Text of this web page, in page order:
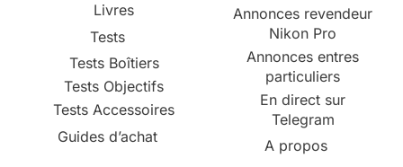
Livres
Tests
Tests Boîtiers
Tests Objectifs
Tests Accessoires
Guides d’achat
Annonces revendeur
Nikon Pro
Annonces entres
particuliers
En direct sur
Telegram
A propos